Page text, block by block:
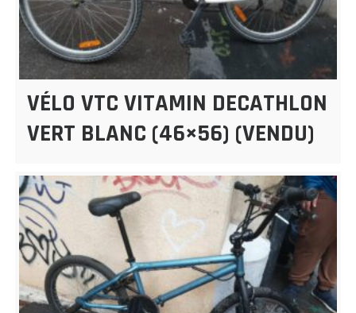
VÉLO VTC VITAMIN DECATHLON
VERT BLANC (46×56) (VENDU)